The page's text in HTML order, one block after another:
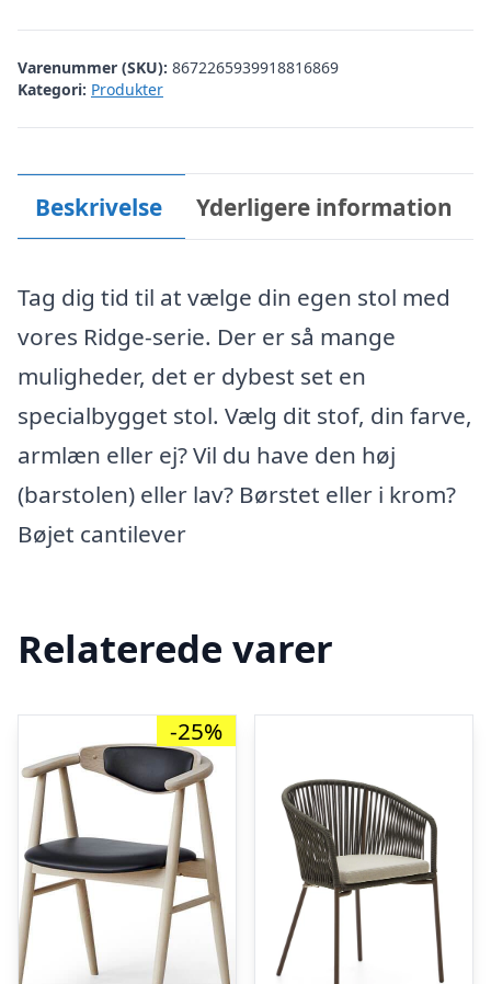
Varenummer (SKU): 8672265939918816869
Kategori: Produkter
Beskrivelse Yderligere information
Tag dig tid til at vælge din egen stol med
vores Ridge-serie. Der er så mange
muligheder, det er dybest set en
specialbygget stol. Vælg dit stof, din farve,
armlæn eller ej? Vil du have den høj
(barstolen) eller lav? Børstet eller i krom?
Bøjet cantilever
Relaterede varer
-25%